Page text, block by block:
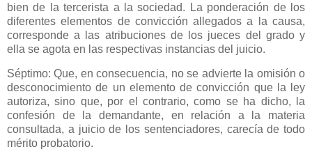
bien de la tercerista a la sociedad. La ponderación de los
diferentes elementos de convicción allegados a la causa,
corresponde a las atribuciones de los jueces del grado y
ella se agota en las respectivas instancias del juicio.
Séptimo: Que, en consecuencia, no se advierte la omisión o
desconocimiento de un elemento de convicción que la ley
autoriza, sino que, por el contrario, como se ha dicho, la
confesión de la demandante, en relación a la materia
consultada, a juicio de los sentenciadores, carecía de todo
mérito probatorio.